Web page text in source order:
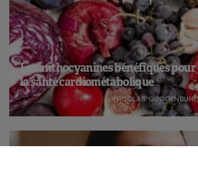
Les anthocyanines bénéfiques pour
la santé cardiométabolique
NICOLAS GUGGENBÜHL